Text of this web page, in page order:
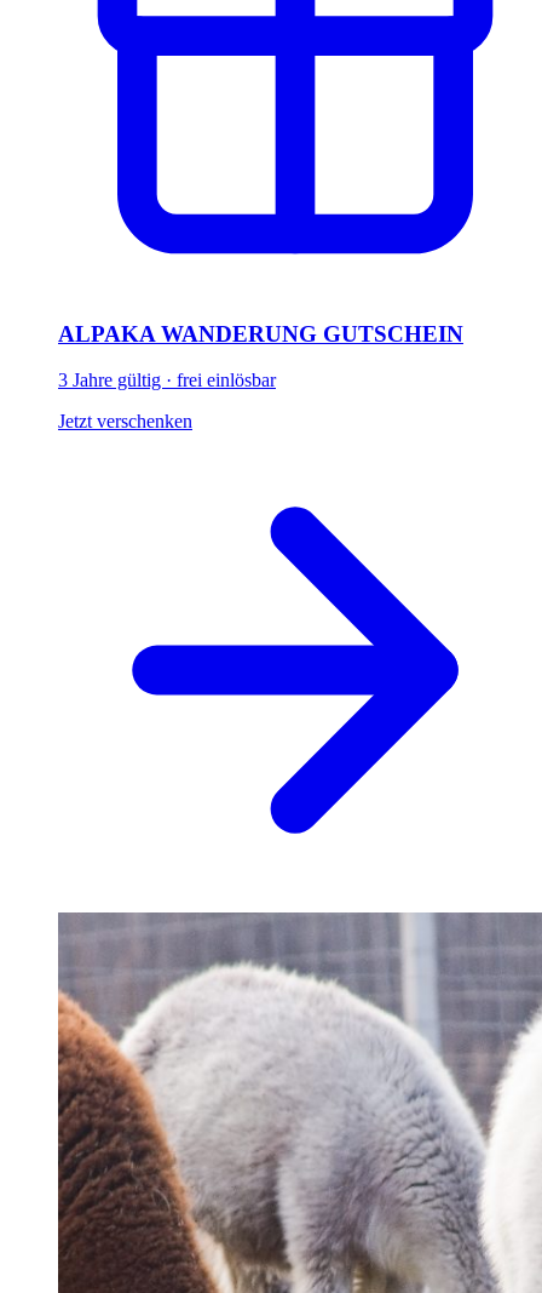
ALPAKA WANDERUNG GUTSCHEIN
3 Jahre gültig · frei einlösbar
Jetzt verschenken